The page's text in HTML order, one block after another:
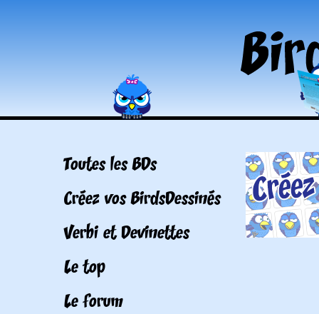
Toutes les BDs
Créez vos BirdsDessinés
Verbi et Devinettes
Le top
Le forum